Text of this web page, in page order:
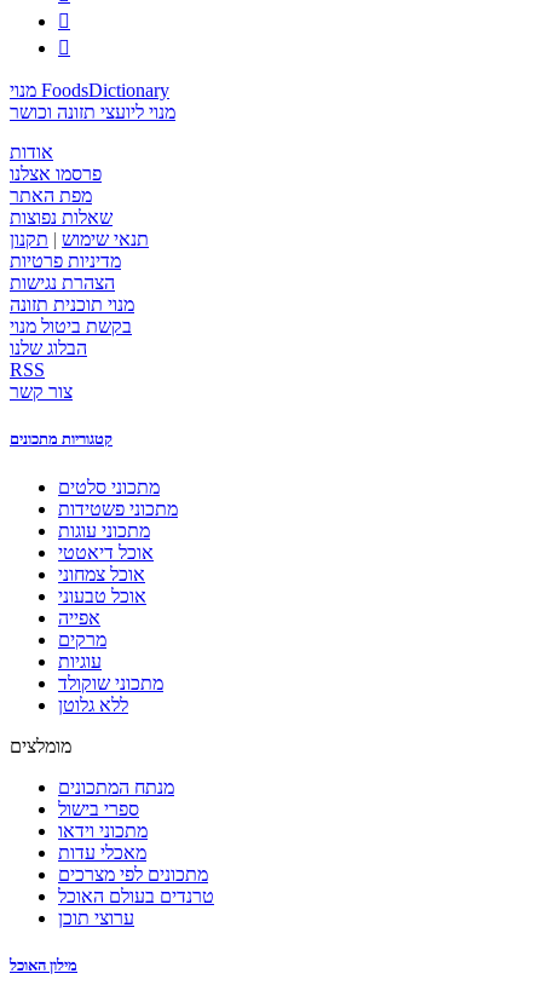


מנוי FoodsDictionary
מנוי ליועצי תזונה וכושר
אודות
פרסמו אצלנו
מפת האתר
שאלות נפוצות
תנאי שימוש | תקנון
מדיניות פרטיות
הצהרת נגישות
מנוי תוכנית תזונה
בקשת ביטול מנוי
הבלוג שלנו
RSS
צור קשר
קטגוריות מתכונים
מתכוני סלטים
מתכוני פשטידות
מתכוני עוגות
אוכל דיאטטי
אוכל צמחוני
אוכל טבעוני
אפייה
מרקים
עוגיות
מתכוני שוקולד
ללא גלוטן
מומלצים
מנתח המתכונים
ספרי בישול
מתכוני וידאו
מאכלי עדות
מתכונים לפי מצרכים
טרנדים בעולם האוכל
ערוצי תוכן
מילון האוכל